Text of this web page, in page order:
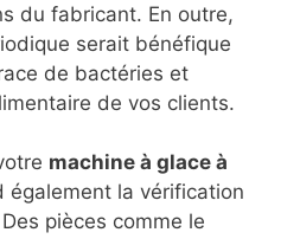
du fabricant. En outre,
serait bénéfique
de bactéries et
de vos clients.
machine à glace à
également la vérification
pièces comme le